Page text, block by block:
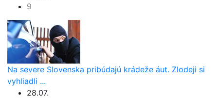
9
Na severe Slovenska pribúdajú krádeže áut. Zlodeji si
vyhliadli ...
28.07.